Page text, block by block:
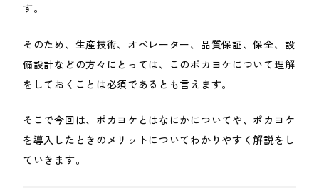
す。
そのため、生産技術、オペレーター、品質保証、保全、設
備設計などの方々にとっては、このポカヨケについて理解
をしておくことは必須であるとも言えます。
そこで今回は、ポカヨケとはなにかについてや、ポカヨケ
を導入したときのメリットについてわかりやすく解説をし
ていきます。